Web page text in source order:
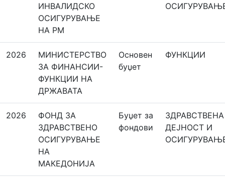
ИНВАЛИДСКО
ОСИГУРУВАЊЕ
НА РМ
2026
МИНИСТЕРСТВО
ЗА ФИНАНСИИ-
ФУНКЦИИ НА
ДРЖАВАТА
Основeн
буџет
ФУНКЦИИ
2026
ФОНД ЗА
ЗДРАВСТВЕНО
ОСИГУРУВАЊЕ
НА
МАКЕДОНИЈА
Буџет за
фондови
ЗДРАВСТВЕНА
ДЕЈНОСТ И